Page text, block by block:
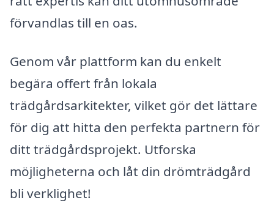
förvandlas till en oas.
Genom vår plattform kan du enkelt
begära offert från lokala
trädgårdsarkitekter, vilket gör det lättare
för dig att hitta den perfekta partnern för
ditt trädgårdsprojekt. Utforska
möjligheterna och låt din drömträdgård
bli verklighet!